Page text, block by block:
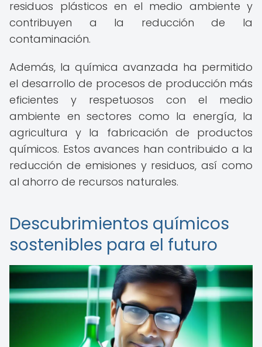
residuos plásticos en el medio ambiente y
contribuyen a la reducción de la
contaminación.
Además, la química avanzada ha permitido
el desarrollo de procesos de producción más
eficientes y respetuosos con el medio
ambiente en sectores como la energía, la
agricultura y la fabricación de productos
químicos. Estos avances han contribuido a la
reducción de emisiones y residuos, así como
al ahorro de recursos naturales.
Descubrimientos químicos
sostenibles para el futuro